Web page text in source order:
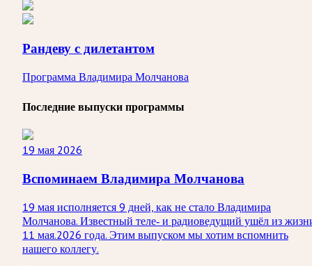
Рандеву с дилетантом
Программа Владимира Молчанова
Последние выпуски программы
19 мая 2026
Вспоминаем Владимира Молчанова
19 мая исполняется 9 дней, как не стало Владимира
Молчанова. Известный теле‑ и радиоведущий ушёл из
11 мая.2026 года. Этим выпуском мы хотим вспомнить
нашего коллегу.